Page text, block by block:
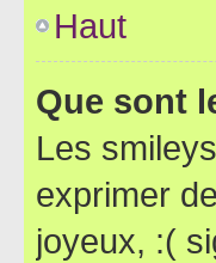
Haut
Que sont
Les
exprimer
joyeux, :(